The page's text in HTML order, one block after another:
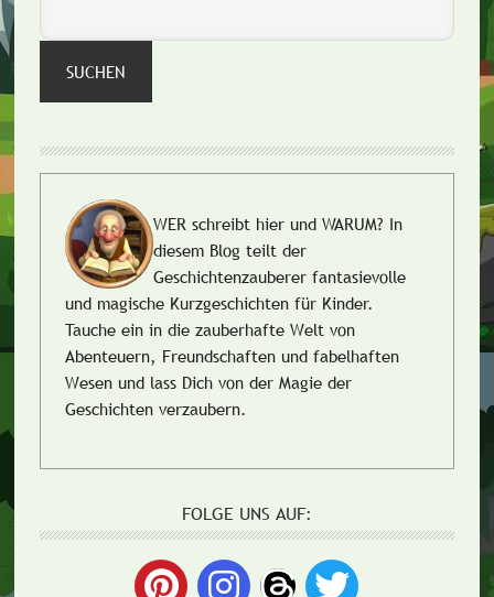
SUCHEN
WER schreibt hier und WARUM? In
diesem Blog teilt der
Geschichtenzauberer fantasievolle
und magische Kurzgeschichten für Kinder.
Tauche ein in die zauberhafte Welt von
Abenteuern, Freundschaften und fabelhaften
Wesen und lass Dich von der Magie der
Geschichten verzaubern.
FOLGE UNS AUF: